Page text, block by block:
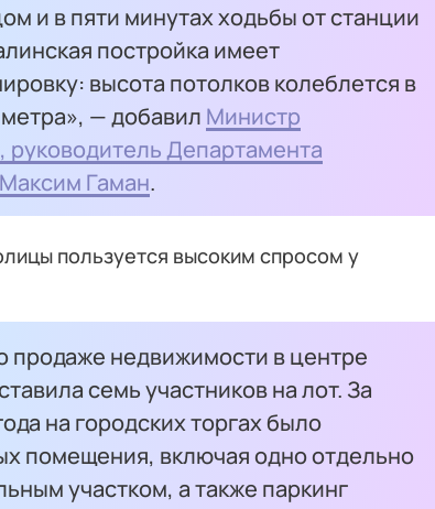
и в пяти минутах ходьбы от станции
постройка имеет
высота потолков колеблется в
— добавил Министр
Департамента
Максим Гаман.
пользуется высоким спросом у
продаже недвижимости в центре
семь участников на лот. За
на городских торгах было
помещения, включая одно отдельно
участком, а также паркинг